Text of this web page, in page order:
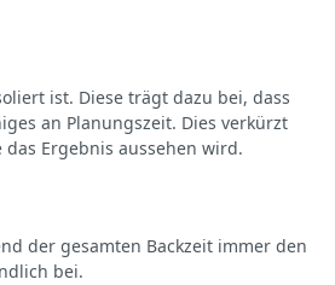
ist. Diese trägt dazu bei, dass
an Planungszeit. Dies verkürzt
Ergebnis aussehen wird.
der gesamten Backzeit immer den
bei.